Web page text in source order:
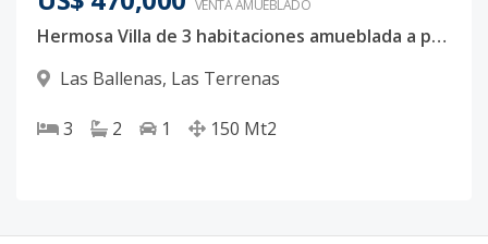
VENTA AMUEBLADO
Hermosa Villa de 3 habitaciones amueblada a pocos pasos de la Playa en Las Terrenas
Las Ballenas, Las Terrenas
3 2 1 150 Mt2